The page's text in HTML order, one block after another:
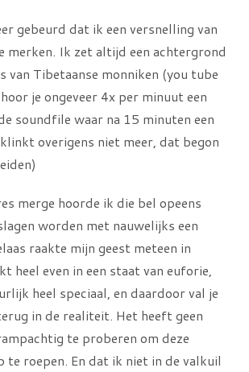
gebeurd dat ik een versnelling van
merken. Ik zet altijd een achtergrond
van Tibetaanse monniken (you tube
je ongeveer 4x per minuut een
soundfile waar na 15 minuten een
overigens niet meer, dat begon
merge hoorde ik die bel opeens
worden met nauwelijks een
raakte mijn geest meteen in
heel even in een staat van euforie,
heel speciaal, en daardoor val je
in de realiteit. Het heeft geen
te proberen om deze
te roepen. En dat ik niet in de valkuil